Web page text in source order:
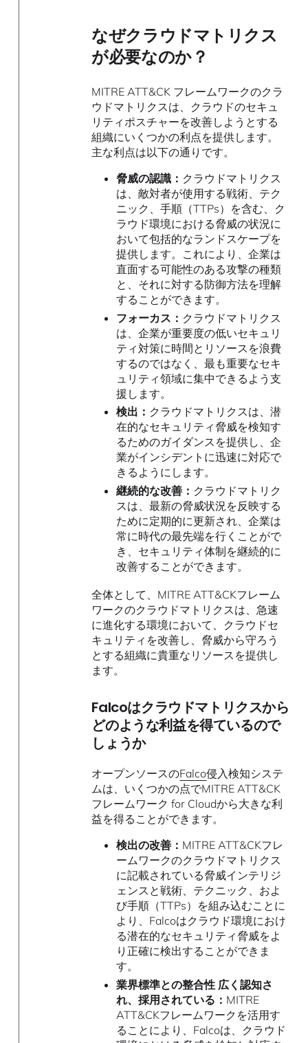
なぜクラウドマトリクス
が必要なのか？
MITRE ATT&CK フレームワークのクラ
ウドマトリクスは、クラウドのセキュ
リティポスチャーを改善しようとする
組織にいくつかの利点を提供します。
主な利点は以下の通りです。
脅威の認識： クラウドマトリクス
は、敵対者が使用する戦術、テク
ニック、手順（TTPs）を含む、ク
ラウド環境における脅威の状況に
おいて包括的なランドスケープを
提供します。これにより、企業は
直面する可能性のある攻撃の種類
と、それに対する防御方法を理解
することができます。
フォーカス： クラウドマトリクス
は、企業が重要度の低いセキュリ
ティ対策に時間とリソースを浪費
するのではなく、最も重要なセキ
ュリティ領域に集中できるよう支
援します。
検出： クラウドマトリクスは、潜
在的なセキュリティ脅威を検知す
るためのガイダンスを提供し、企
業がインシデントに迅速に対応で
きるようにします。
継続的な改善： クラウドマトリク
スは、最新の脅威状況を反映する
ために定期的に更新され、企業は
常に時代の最先端を行くことがで
き、セキュリティ体制を継続的に
改善することができます。
全体として、MITRE ATT&CKフレーム
ワークのクラウドマトリクスは、急速
に進化する環境において、クラウドセ
キュリティを改善し、脅威から守ろう
とする組織に貴重なリソースを提供し
ます。
Falcoはクラウドマトリクスから
どのような利益を得ているので
しょうか
オープンソースのFalco侵入検知システ
ムは、いくつかの点でMITRE ATT&CK
フレームワーク for Cloudから大きな利
益を得ることができます。
検出の改善： MITRE ATT&CKフレ
ームワークのクラウドマトリクス
に記載されている脅威インテリジ
ェンスと戦術、テクニック、およ
び手順（TTPs）を組み込むことに
より、Falcoはクラウド環境におけ
る潜在的なセキュリティ脅威をよ
り正確に検出することができま
す。
業界標準との整合性 広く認知さ
れ、採用されている： MITRE
ATT&CKフレームワークを活用す
ることにより、Falcoは、クラウド